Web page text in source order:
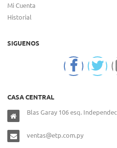
Mi Cuenta
Historial
SIGUENOS
CASA CENTRAL
Blas Garay 106 esq.
ventas@etp.com.py